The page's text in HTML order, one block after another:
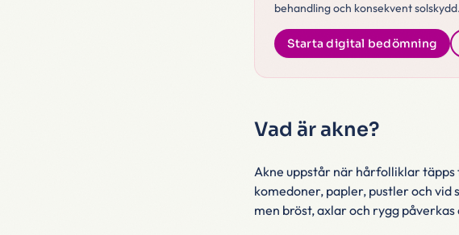
behandling och konsekvent solskydd.
Starta digital bedömning
Vad är akne?
Akne uppstår när hårfolliklar
komedoner, papler, pustler och
men bröst, axlar och rygg påverkas